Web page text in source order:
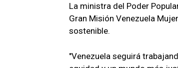
La ministra del Poder
Gran Misión Venezuela
sostenible.
"Venezuela seguirá